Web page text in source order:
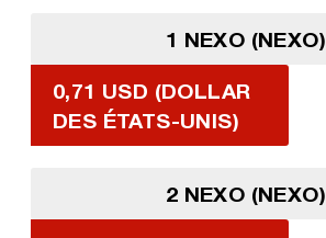
1 NEXO (NEXO)
0,71 USD (DOLLAR
DES ÉTATS-UNIS)
2 NEXO (NEXO)